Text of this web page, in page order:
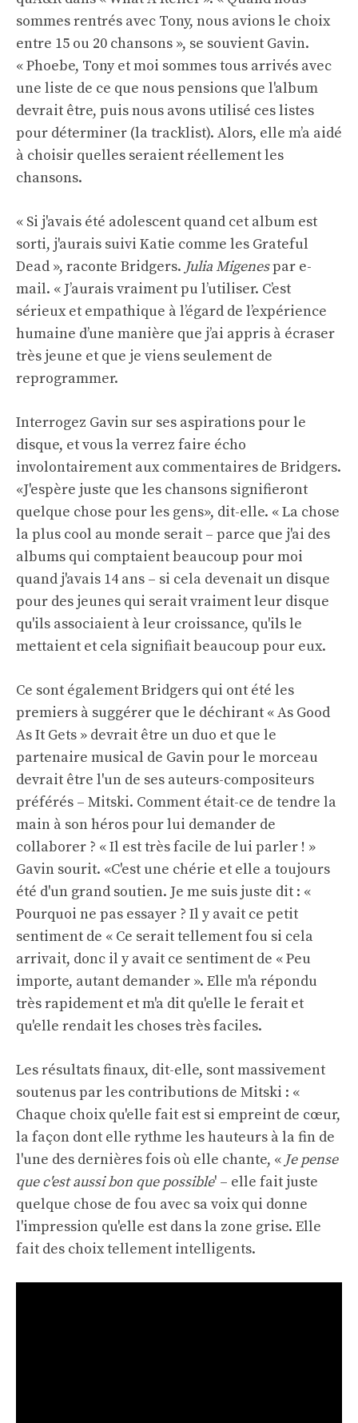
sommes rentrés avec Tony, nous avions le choix
entre 15 ou 20 chansons », se souvient Gavin.
« Phoebe, Tony et moi sommes tous arrivés avec
une liste de ce que nous pensions que l'album
devrait être, puis nous avons utilisé ces listes
pour déterminer (la tracklist). Alors, elle m’a aidé
à choisir quelles seraient réellement les
chansons.
« Si j'avais été adolescent quand cet album est
sorti, j'aurais suivi Katie comme les Grateful
Dead », raconte Bridgers. Julia Migenespar e-
mail. « J’aurais vraiment pu l’utiliser. C’est
sérieux et empathique à l’égard de l’expérience
humaine d’une manière que j’ai appris à écraser
très jeune et que je viens seulement de
reprogrammer.
Interrogez Gavin sur ses aspirations pour le
disque, et vous la verrez faire écho
involontairement aux commentaires de Bridgers.
«J'espère juste que les chansons signifieront
quelque chose pour les gens», dit-elle. « La chose
la plus cool au monde serait – parce que j'ai des
albums qui comptaient beaucoup pour moi
quand j'avais 14 ans – si cela devenait un disque
pour des jeunes qui serait vraiment leur disque
qu'ils associaient à leur croissance, qu'ils le
mettaient et cela signifiait beaucoup pour eux.
Ce sont également Bridgers qui ont été les
premiers à suggérer que le déchirant « As Good
As It Gets » devrait être un duo et que le
partenaire musical de Gavin pour le morceau
devrait être l'un de ses auteurs-compositeurs
préférés – Mitski. Comment était-ce de tendre la
main à son héros pour lui demander de
collaborer ? « Il est très facile de lui parler ! »
Gavin sourit. «C'est une chérie et elle a toujours
été d'un grand soutien. Je me suis juste dit : «
Pourquoi ne pas essayer ? Il y avait ce petit
sentiment de « Ce serait tellement fou si cela
arrivait, donc il y avait ce sentiment de « Peu
importe, autant demander ». Elle m'a répondu
très rapidement et m'a dit qu'elle le ferait et
qu'elle rendait les choses très faciles.
Les résultats finaux, dit-elle, sont massivement
soutenus par les contributions de Mitski : «
Chaque choix qu'elle fait est si empreint de cœur,
la façon dont elle rythme les hauteurs à la fin de
l'une des dernières fois où elle chante, « Je pense
que c'est aussi bon que possible' – elle fait juste
quelque chose de fou avec sa voix qui donne
l'impression qu'elle est dans la zone grise. Elle
fait des choix tellement intelligents.